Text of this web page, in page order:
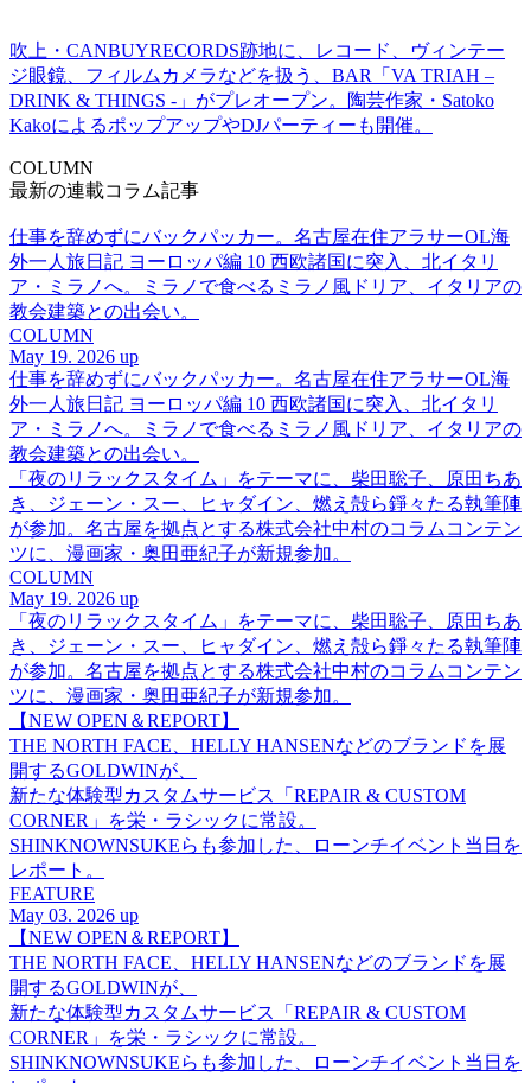
吹上・CANBUYRECORDS跡地に、レコード、ヴィンテー
ジ眼鏡、フィルムカメラなどを扱う、BAR「VA TRIAH –
DRINK & THINGS -」がプレオープン。陶芸作家・Satoko
KakoによるポップアップやDJパーティーも開催。
COLUMN
最新の連載コラム記事
仕事を辞めずにバックパッカー。名古屋在住アラサーOL海
外一人旅日記 ヨーロッパ編 10 西欧諸国に突入、北イタリ
ア・ミラノへ。ミラノで食べるミラノ風ドリア、イタリアの
教会建築との出会い。
COLUMN
May 19. 2026 up
仕事を辞めずにバックパッカー。名古屋在住アラサーOL海
外一人旅日記 ヨーロッパ編 10 西欧諸国に突入、北イタリ
ア・ミラノへ。ミラノで食べるミラノ風ドリア、イタリアの
教会建築との出会い。
「夜のリラックスタイム」をテーマに、柴田聡子、原田ちあ
き、ジェーン・スー、ヒャダイン、燃え殻ら錚々たる執筆陣
が参加。名古屋を拠点とする株式会社中村のコラムコンテン
ツに、漫画家・奥田亜紀子が新規参加。
COLUMN
May 19. 2026 up
「夜のリラックスタイム」をテーマに、柴田聡子、原田ちあ
き、ジェーン・スー、ヒャダイン、燃え殻ら錚々たる執筆陣
が参加。名古屋を拠点とする株式会社中村のコラムコンテン
ツに、漫画家・奥田亜紀子が新規参加。
【NEW OPEN＆REPORT】
THE NORTH FACE、HELLY HANSENなどのブランドを展
開するGOLDWINが、
新たな体験型カスタムサービス「REPAIR & CUSTOM
CORNER」を栄・ラシックに常設。
SHINKNOWNSUKEらも参加した、ローンチイベント当日を
レポート。
FEATURE
May 03. 2026 up
【NEW OPEN＆REPORT】
THE NORTH FACE、HELLY HANSENなどのブランドを展
開するGOLDWINが、
新たな体験型カスタムサービス「REPAIR & CUSTOM
CORNER」を栄・ラシックに常設。
SHINKNOWNSUKEらも参加した、ローンチイベント当日を